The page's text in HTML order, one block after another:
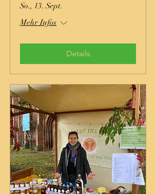
So., 13. Sept.
Mehr Infos
Details